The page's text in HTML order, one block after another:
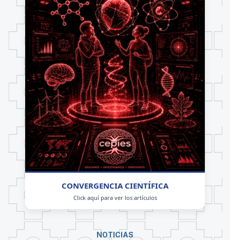
CONVERGENCIA CIENTÍFICA
Click aquí para ver los artículos
NOTICIAS